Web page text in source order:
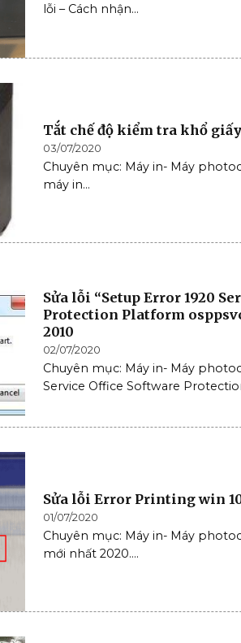
lỗi – Cách nhận...
Tắt chế độ kiểm tra khổ
03/07/2020
Chuyên mục: Máy in- Máy
máy in...
Sửa lỗi “Setup Error 1920
Protection Platform
2010
02/07/2020
Chuyên mục: Máy in- Máy
Service Office Software
Sửa lỗi Error Printing win
01/07/2020
Chuyên mục: Máy in- Máy
mới nhất 2020....